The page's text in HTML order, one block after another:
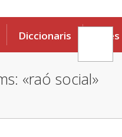
Diccionaris Eines
«raó social»